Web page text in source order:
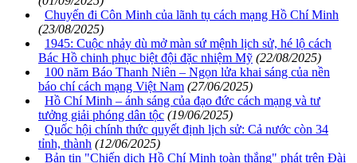
Chuyến đi Côn Minh của lãnh tụ cách mạng Hồ Chí Minh
(23/08/2025)
1945: Cuộc nhảy dù mở màn sứ mệnh lịch sử, hé lộ cách
Bác Hồ chinh phục biệt đội đặc nhiệm Mỹ (22/08/2025)
100 năm Báo Thanh Niên – Ngọn lửa khai sáng của nền
báo chí cách mạng Việt Nam (27/06/2025)
Hồ Chí Minh – ánh sáng của đạo đức cách mạng và tư
tưởng giải phóng dân tộc (19/06/2025)
Quốc hội chính thức quyết định lịch sử: Cả nước còn 34
tỉnh, thành (12/06/2025)
Bản tin "Chiến dịch Hồ Chí Minh toàn thắng" phát trên Đài